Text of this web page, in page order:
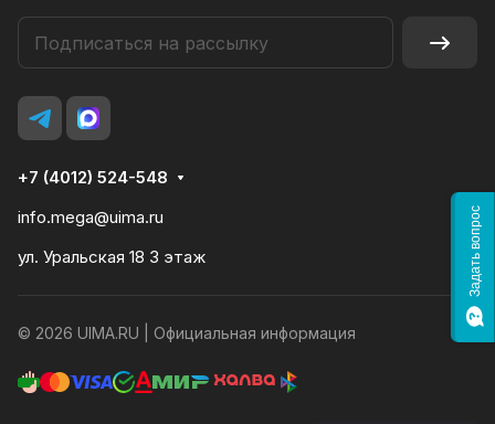
+7 (4012) 524-548
info.mega@uima.ru
ул. Уральская 18 3 этаж
© 2026 UIMA.RU | Официальная информация
Задать вопрос